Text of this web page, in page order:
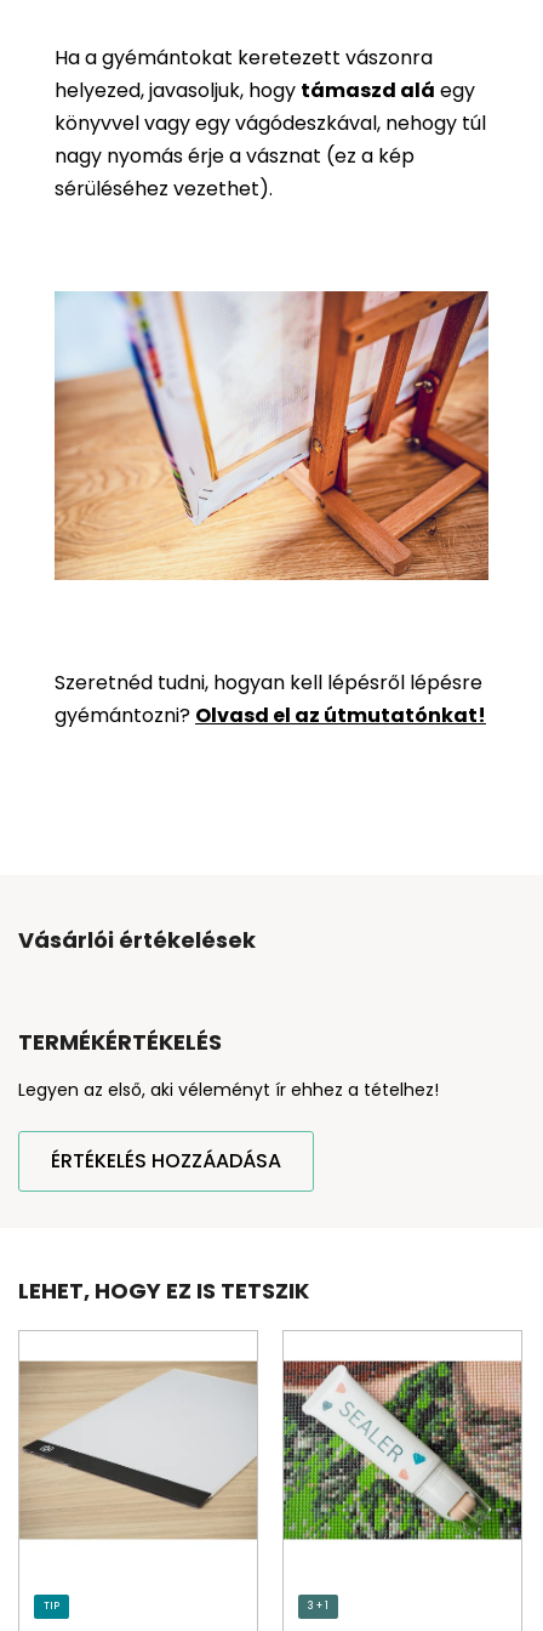
Ha a gyémántokat keretezett vászonra
helyezed, javasoljuk, hogy támaszd alá egy
könyvvel vagy egy vágódeszkával, nehogy túl
nagy nyomás érje a vásznat (ez a kép
sérüléséhez vezethet).
Szeretnéd tudni, hogyan kell lépésről lépésre
gyémántozni? Olvasd el az útmutatónkat!
Vásárlói értékelések
TERMÉKÉRTÉKELÉS
Legyen az első, aki véleményt ír ehhez a tételhez!
ÉRTÉKELÉS HOZZÁADÁSA
LEHET, HOGY EZ IS TETSZIK
TIP 3 + 1